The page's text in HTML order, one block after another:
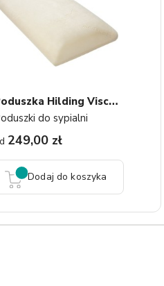
P
Oduszka Hilding Visco...
do sypialni
249,00 zł
Dodaj do koszyka